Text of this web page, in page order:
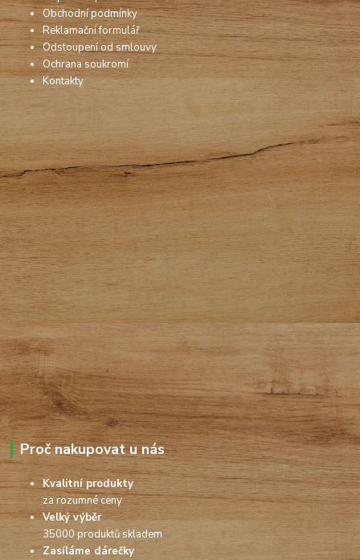
Obchodní podmínky
Reklamační formulář
Odstoupení od smlouvy
Ochrana soukromí
Kontakty
Proč nakupovat u nás
Kvalitní produkty
za rozumné ceny
Velký výběr
35000 produktů skladem
Zasíláme dárečky